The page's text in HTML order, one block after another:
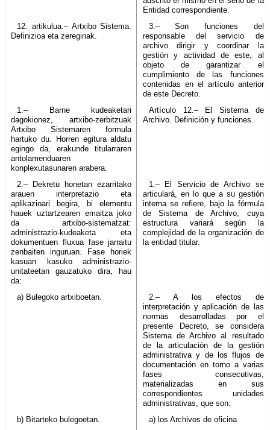
Entidad correspondiente.
12. artikulua.– Artxibo Sistema.
Definizioa eta zereginak.
3.– Son funciones del
responsable del servicio de
archivo dirigir y coordinar la
gestión y actividad de este, al
objeto de garantizar el
cumplimiento de las funciones
contenidas en el artículo anterior
de este Decreto.
1.– Barne kudeaketari
dagokionez, artxibo-zerbitzuak
Artxibo Sistemaren formula
hartuko du. Horren egitura aldatu
egingo da, erakunde titularraren
antolamenduaren
konplexutasunaren arabera.
Artículo 12.– El Sistema de
Archivo. Definición y funciones.
2.– Dekretu honetan ezarritako
arauen interpretazio eta
aplikazioari begira, bi elementu
hauek uztartzearen emaitza joko
da artxibo-sistematzat:
administrazio-kudeaketa eta
dokumentuen fluxua fase jarraitu
zenbaiten inguruan. Fase horiek
kasuan kasuko administrazio-
unitateetan gauzatuko dira, hau
da:
1.– El Servicio de Archivo se
articulará, en lo que a su gestión
interna se refiere, bajo la fórmula
de Sistema de Archivo, cuya
estructura variará según la
complejidad de la organización de
la entidad titular.
a) Bulegoko artxiboetan.
2.– A los efectos de
interpretación y aplicación de las
normas desarrolladas por el
presente Decreto, se considera
Sistema de Archivo al resultado
de la articulación de la gestión
administrativa y de los flujos de
documentación en torno a varias
fases consecutivas,
materializadas en sus
correspondientes unidades
administrativas, que son:
b) Bitarteko bulegoetan.
a) los Archivos de oficina